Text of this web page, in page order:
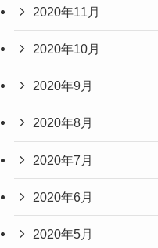
2020年11月
2020年10月
2020年9月
2020年8月
2020年7月
2020年6月
2020年5月